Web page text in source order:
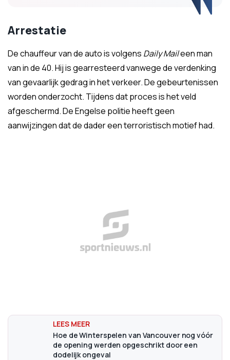
Arrestatie
De chauffeur van de auto is volgens Daily Maileen man
van in de 40. Hij is gearresteerd vanwege de verdenking
van gevaarlijk gedrag in het verkeer. De gebeurtenissen
worden onderzocht. Tijdens dat proces is het veld
afgeschermd. De Engelse politie heeft geen
aanwijzingen dat de dader een terroristisch motief had.
Hoe de Winterspelen van Vancouver nog vóór
de opening werden opgeschrikt door een
dodelijk ongeval